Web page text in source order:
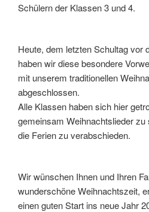
Schülern der Klassen 3 und 4.
Heute, dem letzten Schultag vor
haben wir diese besondere
mit unserem traditionellen
abgeschlossen.
Alle Klassen haben sich hier
gemeinsam Weihnachtslieder
die Ferien zu verabschieden.
Wir wünschen Ihnen und Ihren
wunderschöne Weihnachtszeit,
einen guten Start ins neue Jahr